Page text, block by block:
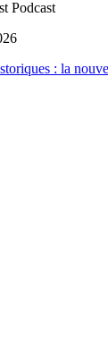
Podcast
: la